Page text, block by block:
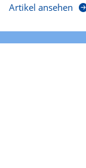
Artikel ansehen